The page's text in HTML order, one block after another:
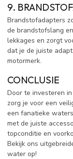
9.
Brandstofadapters
de brandstofslang
lekkages en zorgt
dat je de juiste
motormerk.
CONCLUSIE
Door te investeren
zorg je voor een
een fanatieke
met de juiste
topconditie en
Bekijk ons
water op!